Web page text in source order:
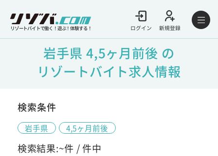
リゾートバイトで働く！遊ぶ！体験する！ ログイン 新規登録
岩手県 4,5ヶ月前後 の
リゾートバイト求人情報
検索条件
岩手県 4,5ヶ月前後
検索結果:~件 /件中